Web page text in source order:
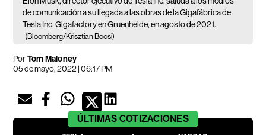
de comunicación a su llegada a las obras de la Gigafábrica de
Tesla Inc. Gigafactory en Gruenheide, en agosto de 2021.
(Bloomberg/Krisztian Bocsi)
PorTom Maloney
05 de mayo, 2022 | 06:17 PM
ÚLTIMAS COTIZACIONES